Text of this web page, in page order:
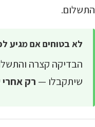
התשלום.
לא בטוחים אם מגיע
הבדיקה קצרה
שיתקבלו — רק אחרי